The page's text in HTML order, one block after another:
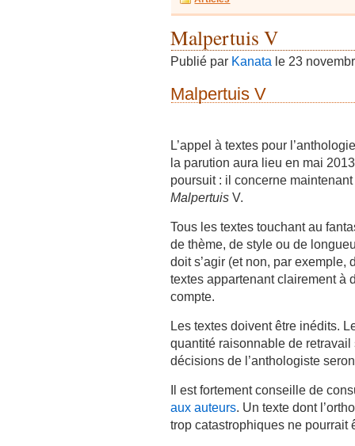
Malpertuis V
Publié par Kanata le 23
Malpertuis V
L’appel à textes pour
la parution aura lieu en mai
poursuit : il concerne
Malpertuis V.
Tous les textes touchant au
de thème, de style ou de
doit s’agir (et non, par exemple,
textes appartenant clairement à
compte.
Les textes doivent être inédits.
quantité raisonnable de
décisions de l’anthologiste
Il est fortement conseille de
aux auteurs. Un texte dont
trop catastrophiques ne pourrait